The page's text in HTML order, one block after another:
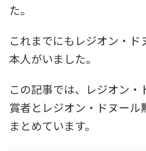
た。
これまでにもレジオン・ド
本人がいました。
この記事では、レジオン
賞者とレジオン・ドヌール
まとめています。